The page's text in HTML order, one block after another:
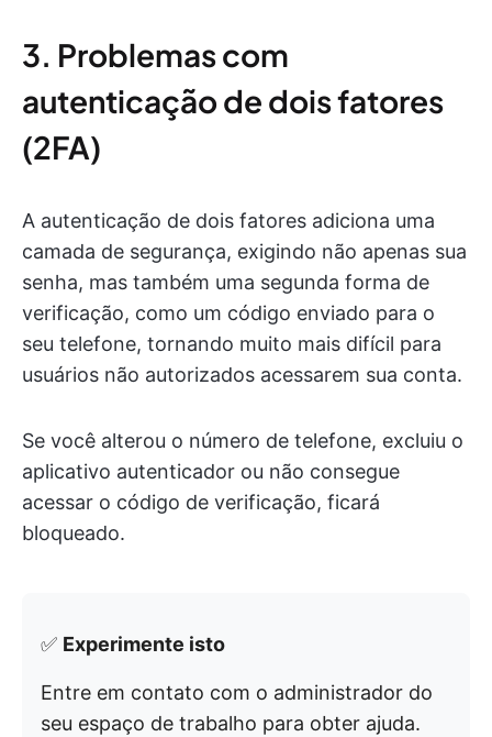
3. Problemas com
autenticação de dois fatores
(2FA)
A autenticação de dois fatores adiciona uma
camada de segurança, exigindo não apenas sua
senha, mas também uma segunda forma de
verificação, como um código enviado para o
seu telefone, tornando muito mais difícil para
usuários não autorizados acessarem sua conta.
Se você alterou o número de telefone, excluiu o
aplicativo autenticador ou não consegue
acessar o código de verificação, ficará
bloqueado.
✅ Experimente isto
Entre em contato com o administrador do
seu espaço de trabalho para obter ajuda.